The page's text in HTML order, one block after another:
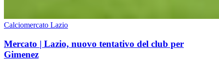
Calciomercato Lazio
Mercato | Lazio, nuovo tentativo del club per
Gimenez